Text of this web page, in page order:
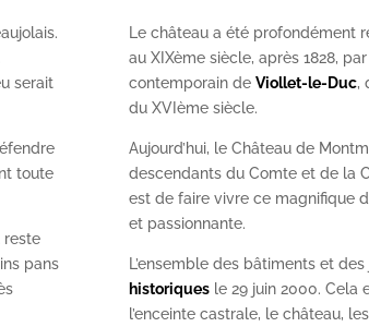
serait
toute
reste
pans
Le château a été profondément
au XIXèmesiècle, après 1828, par
contemporain de Viollet-le-Duc,
du XVI èmesiècle.
Aujourd’hui, le Château de
descendants du Comte et de la
est de faire vivre ce magnifique
et passionnante.
L’ensemble des bâtiments et
historiquesle 29 juin 2000. Cela
l’enceinte castrale, le château,